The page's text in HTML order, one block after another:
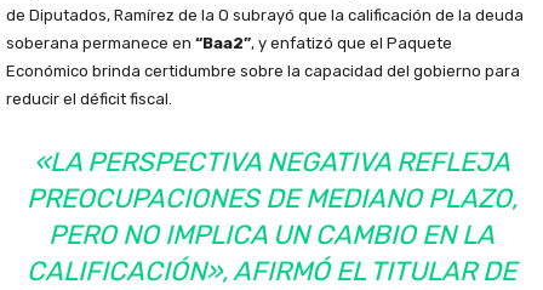
de Diputados, Ramírez de la O subrayó que la calificación de la deuda
soberana permanece en “Baa2”, y enfatizó que el Paquete
Económico brinda certidumbre sobre la capacidad del gobierno para
reducir el déficit fiscal.
«LA PERSPECTIVA NEGATIVA REFLEJA
PREOCUPACIONES DE MEDIANO PLAZO,
PERO NO IMPLICA UN CAMBIO EN LA
CALIFICACIÓN», AFIRMÓ EL TITULAR DE